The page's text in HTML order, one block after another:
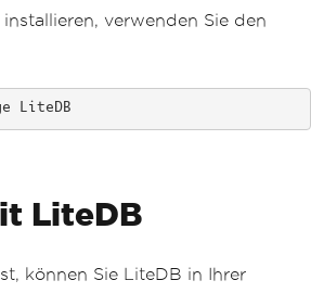
verwenden Sie den
LiteDB
LiteDB
können Sie LiteDB in Ihrer